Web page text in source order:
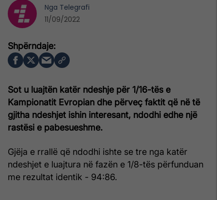
Sot u luajtën katër ndeshje për 1/16-tës e
Kampionatit Evropian dhe përveç faktit që në të
gjitha ndeshjet ishin interesant, ndodhi edhe një
rastësi e pabesueshme.
Gjëja e rrallë që ndodhi ishte se tre nga katër
ndeshjet e luajtura në fazën e 1/8-tës përfunduan
me rezultat identik - 94:86.
Nga Telegrafi
11/09/2022